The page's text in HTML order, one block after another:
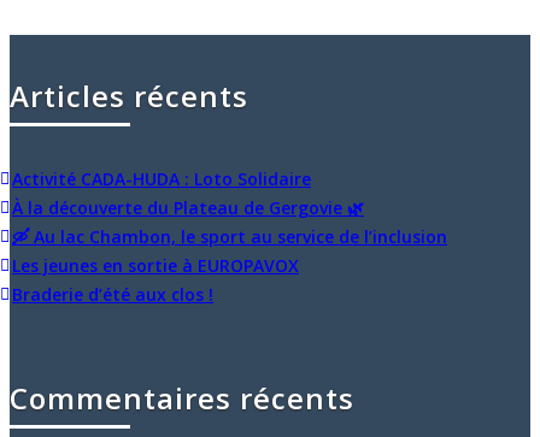
Articles récents
Activité CADA-HUDA : Loto Solidaire
À la découverte du Plateau de Gergovie 🌿
🛶 Au lac Chambon, le sport au service de l’inclusion
Les jeunes en sortie à EUROPAVOX
Braderie d’été aux clos !
Commentaires récents